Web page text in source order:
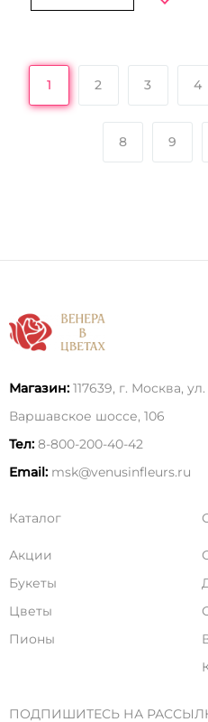
1 2 3 4
8 9
Магазин: 117639, г. Москва, ул.
Варшавское шоссе, 106
Тел: 8-800-200-40-42
Email: msk@venusinfleurs.ru
Каталог
Акции
Букеты
Цветы
Пионы
ПОДПИШИТЕСЬ НА